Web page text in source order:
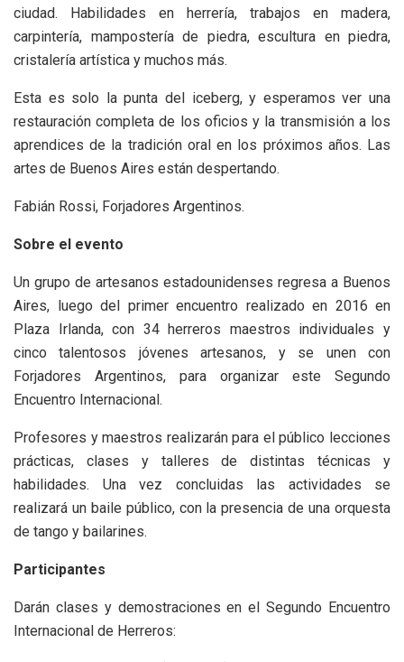
ciudad. Habilidades en herrería, trabajos en madera,
carpintería, mampostería de piedra, escultura en piedra,
cristalería artística y muchos más.
Esta es solo la punta del iceberg, y esperamos ver una
restauración completa de los oficios y la transmisión a los
aprendices de la tradición oral en los próximos años. Las
artes de Buenos Aires están despertando.
Fabián Rossi, Forjadores Argentinos.
Sobre el evento
Un grupo de artesanos estadounidenses regresa a Buenos
Aires, luego del primer encuentro realizado en 2016 en
Plaza Irlanda, con 34 herreros maestros individuales y
cinco talentosos jóvenes artesanos, y se unen con
Forjadores Argentinos, para organizar este Segundo
Encuentro Internacional.
Profesores y maestros realizarán para el público lecciones
prácticas, clases y talleres de distintas técnicas y
habilidades. Una vez concluidas las actividades se
realizará un baile público, con la presencia de una orquesta
de tango y bailarines.
Participantes
Darán clases y demostraciones en el Segundo Encuentro
Internacional de Herreros: